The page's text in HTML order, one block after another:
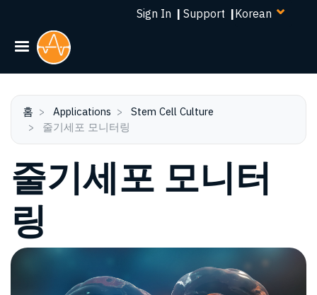
주
츠
건
Sign In | Support |Select
홈 Applications
Stem Cell Culture
줄기세포 모니터링
줄기세포 모니터
링